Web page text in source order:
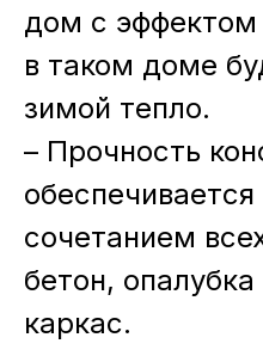
дом с
в таком доме
зимой тепло.
– Прочность
сочетанием
бетон,
каркас.